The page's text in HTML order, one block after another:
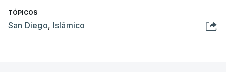
TÓPICOS
San Diego, Islâmico